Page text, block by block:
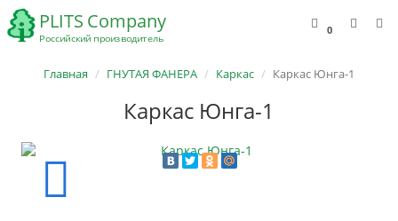
0
Главная ГНУТАЯ ФАНЕРА Каркас Каркас Юнга-1
Каркас Юнга-1